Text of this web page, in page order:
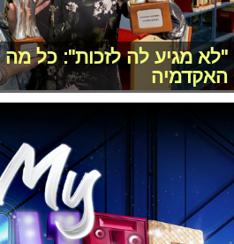
"לא מגיע לה לזכות": כל
האקדמיה